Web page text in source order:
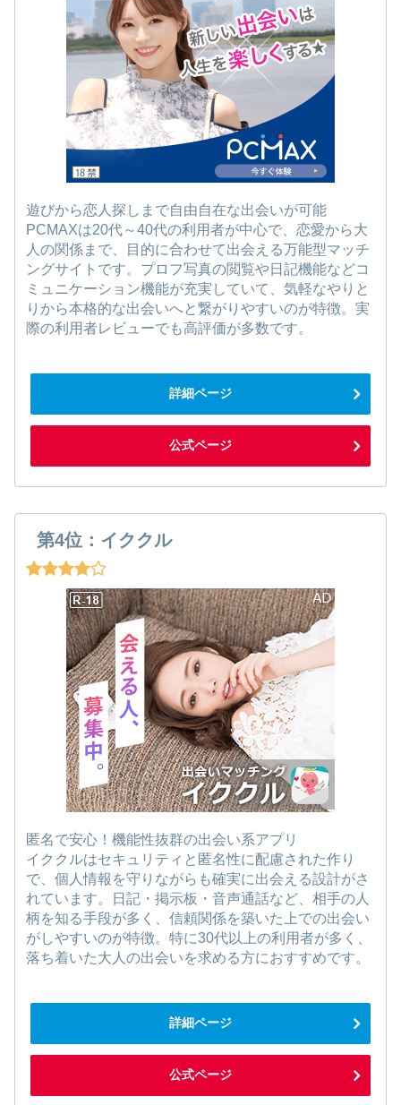
遊びから恋人探しまで自由自在な出会いが可能
PCMAXは20代～40代の利用者が中心で、恋愛から大
人の関係まで、目的に合わせて出会える万能型マッチ
ングサイトです。プロフ写真の閲覧や日記機能などコ
ミュニケーション機能が充実していて、気軽なやりと
りから本格的な出会いへと繋がりやすいのが特徴。実
際の利用者レビューでも高評価が多数です。
詳細ページ
公式ページ
第4位：イククル
匿名で安心！機能性抜群の出会い系アプリ
イククルはセキュリティと匿名性に配慮された作り
で、個人情報を守りながらも確実に出会える設計がさ
れています。日記・掲示板・音声通話など、相手の人
柄を知る手段が多く、信頼関係を築いた上での出会い
がしやすいのが特徴。特に30代以上の利用者が多く、
落ち着いた大人の出会いを求める方におすすめです。
詳細ページ
公式ページ